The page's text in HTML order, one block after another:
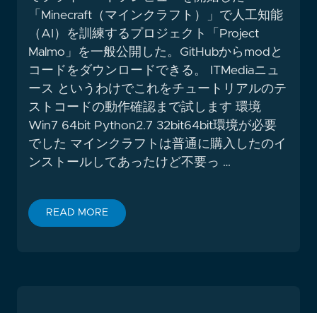
「Minecraft（マインクラフト）」で人工知能
（AI）を訓練するプロジェクト「Project
Malmo」を一般公開した。GitHubからmodと
コードをダウンロードできる。 ITMediaニュ
ース というわけでこれをチュートリアルのテ
ストコードの動作確認まで試します 環境
Win7 64bit Python2.7 32bit64bit環境が必要
でした マインクラフトは普通に購入したのイ
ンストールしてあったけど不要っ …
READ MORE